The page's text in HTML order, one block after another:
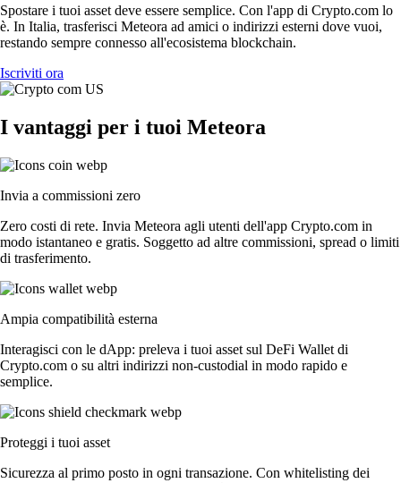
Spostare i tuoi asset deve essere semplice. Con l'app di Crypto.com lo
è. In Italia, trasferisci Meteora ad amici o indirizzi esterni dove vuoi,
restando sempre connesso all'ecosistema blockchain.
Iscriviti ora
I vantaggi per i tuoi Meteora
Invia a commissioni zero
Zero costi di rete. Invia Meteora agli utenti dell'app Crypto.com in
modo istantaneo e gratis. Soggetto ad altre commissioni, spread o limiti
di trasferimento.
Ampia compatibilità esterna
Interagisci con le dApp: preleva i tuoi asset sul DeFi Wallet di
Crypto.com o su altri indirizzi non-custodial in modo rapido e
semplice.
Proteggi i tuoi asset
Sicurezza al primo posto in ogni transazione. Con whitelisting dei